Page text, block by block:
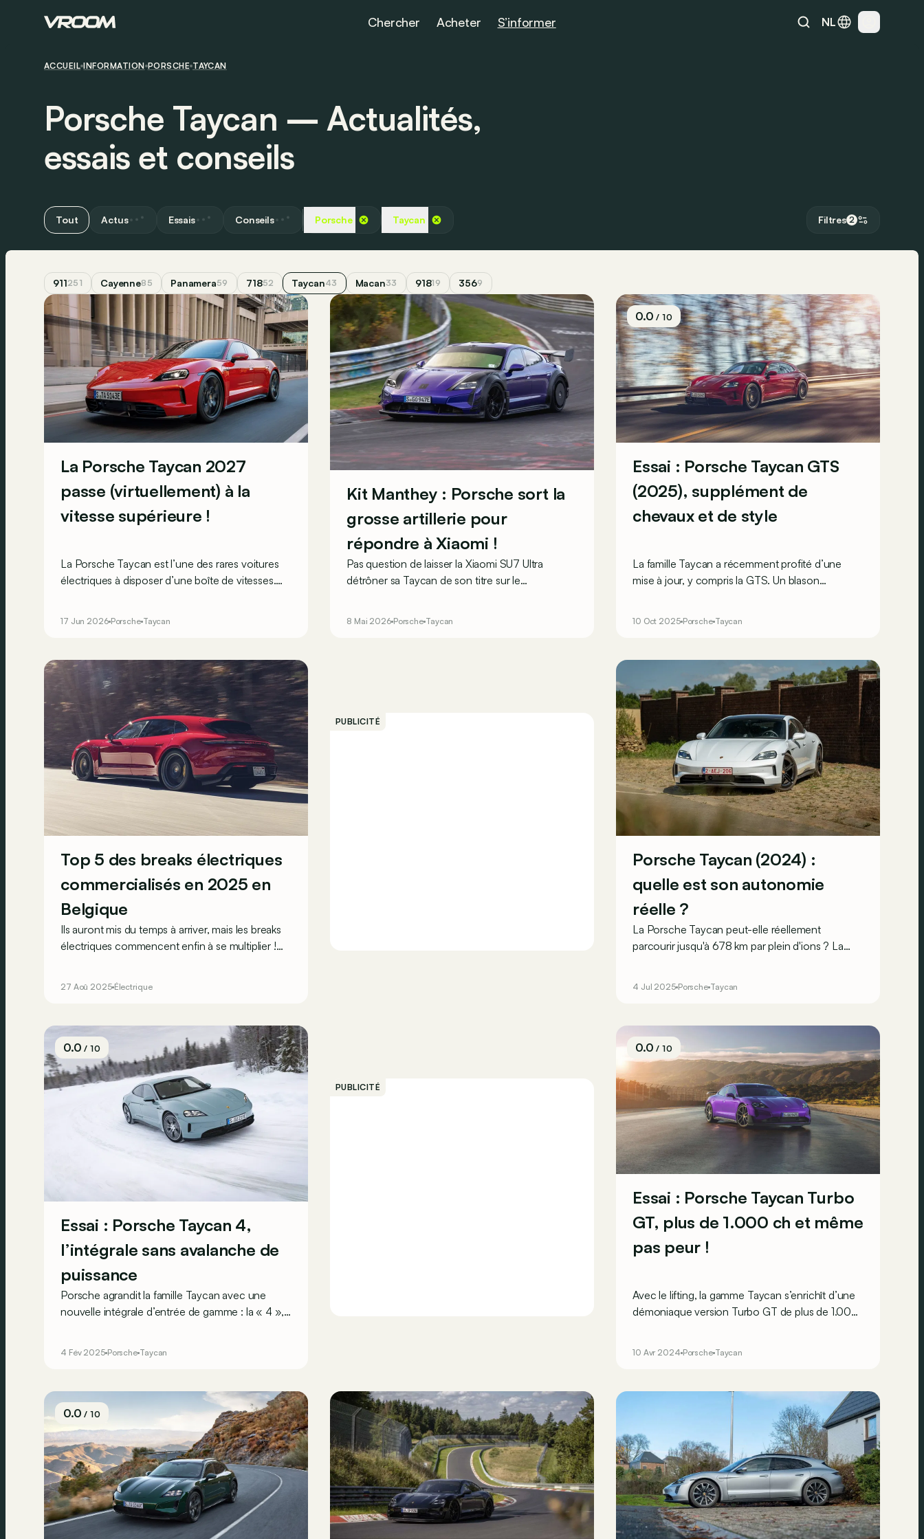
Chercher Acheter S’informer NL
ACCUEIL INFORMATION PORSCHE TAYCAN
Porsche Taycan ― Actualités,
essais et conseils
Tout Actus Essais Conseils Porsche Taycan Filtres 2
911251 Cayenne85 Panamera59 71852 Taycan43 Macan33 91819 3569
La Porsche Taycan 2027
passe (virtuellement) à la
vitesse supérieure !
La Porsche Taycan est l’une des rares voitures
électriques à disposer d’une boîte de vitesses.
baptisée E-Shift pour son millésime 2027 ! Tout
d’autonomie WLTP.
17 Jun 2026 Porsche Taycan
Kit Manthey : Porsche sort la
grosse artillerie pour
répondre à Xiaomi !
Pas question de laisser la Xiaomi SU7 Ultra
détrôner sa Taycan de son titre sur le
radical, la Taycan Turbo GT redevient la voiture
8 Mai 2026 Porsche Taycan
0.0/ 10
Essai : Porsche Taycan GTS
(2025), supplément de
chevaux et de style
La famille Taycan a récemment profité d’une
mise à jour, y compris la GTS. Un blason
ce que cache cette appellation.
10 Oct 2025 Porsche Taycan
Top 5 des breaks électriques
commercialisés en 2025 en
Belgique
Ils auront mis du temps à arriver, mais les breaks
électriques commencent enfin à se multiplier !
27 Aoû 2025 Électrique
PUBLICITÉ
Porsche Taycan (2024) :
quelle est son autonomie
réelle ?
La Porsche Taycan peut-elle réellement
parcourir jusqu'à 678 km par plein d'ions ? La
4 Jul 2025 Porsche Taycan
0.0/ 10
Essai : Porsche Taycan 4,
l’intégrale sans avalanche de
puissance
Porsche agrandit la famille Taycan avec une
nouvelle intégrale d’entrée de gamme : la « 4 »,
suffisamment performante ?
4 Fév 2025 Porsche Taycan
PUBLICITÉ
0.0/ 10
Essai : Porsche Taycan Turbo
GT, plus de 1.000 ch et même
pas peur !
Avec le lifting, la gamme Taycan s’enrichît d’une
démoniaque version Turbo GT de plus de 1.000
10 Avr 2024 Porsche Taycan
0.0/ 10